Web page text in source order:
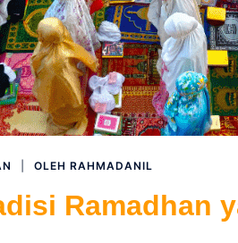
OLEH RAHMADANIL
Ramadhan